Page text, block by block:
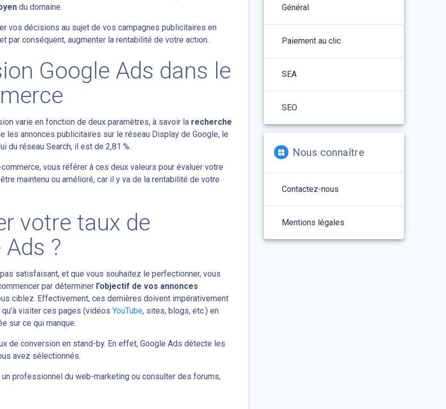
du domaine.
vos décisions au sujet de vos campagnes publicitaires en
par conséquent, augmenter la rentabilité de votre action.
Google Ads dans le
varie en fonction de deux paramètres, à savoir la recherche
les annonces publicitaires sur le réseau Display de Google, le
du réseau Search, il est de 2,81 %.
vous référer à ces deux valeurs pour évaluer votre
maintenu ou amélioré, car il y va de la rentabilité de votre
votre taux de
?
satisfaisant, et que vous souhaitez le perfectionner, vous
par déterminer l’objectif de vos annonces
ciblez. Effectivement, ces dernières doivent impérativement
qu’à visiter ces pages (vidéosYouTube, sites, blogs, etc.) en
sur ce qui manque.
de conversion en stand-by. En effet, Google Ads détecte les
avez sélectionnés.
professionnel du web-marketing ou consulter des forums,
Général
Paiement au clic
SEA
SEO
Nous connaître
Contactez-nous
Mentions légales